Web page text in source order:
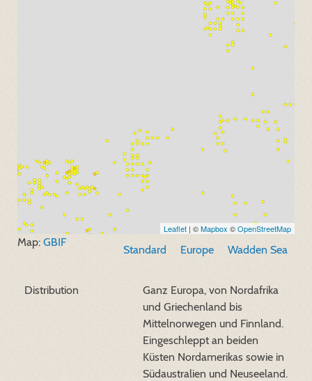
Leaflet | ©Mapbox ©OpenStreetMap
Standard Europe Wadden Sea
Map: GBIF
Distribution
Ganz Europa, von Nordafrika
und Griechenland bis
Mittelnorwegen und Finnland.
Eingeschleppt an beiden
Küsten Nordamerikas sowie in
Südaustralien und Neuseeland.